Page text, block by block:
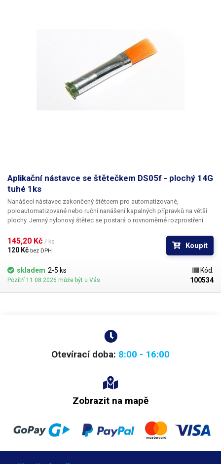
Aplikační nástavce se štětečkem DS05f - plochý 14G
tuhé 1ks
Nanášecí nástavec zakončený štětcem pro automatizované,
poloautomatizované nebo ruční nanášení kapalných přípravků na větší
plochy. Jemný nylonový štětec se postará o rovnoměrné rozprostření
Nabízíme nástavce se dvěma tuhostmi štětce; pro hrubší povrchy a
hustší kapaliny je vhodnější štětec s tužšími a silnějšími vlákny; proto
jsou všechny dispenzní nástavce vyrobeny ve dvou provedeních
145,20 Kč / ks
120 Kč bez DPH
Koupit
skladem 2-5 ks
Pozítří 11.08.2026 může být u Vás
Kód:
100534
Otevírací doba: 8:00 - 16:00
Zobrazit na mapě